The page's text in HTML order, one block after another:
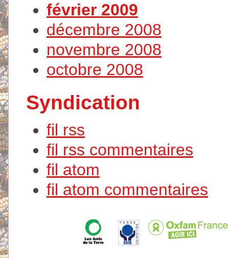
février 2009
décembre 2008
novembre 2008
octobre 2008
Syndication
fil rss
fil rss commentaires
fil atom
fil atom commentaires